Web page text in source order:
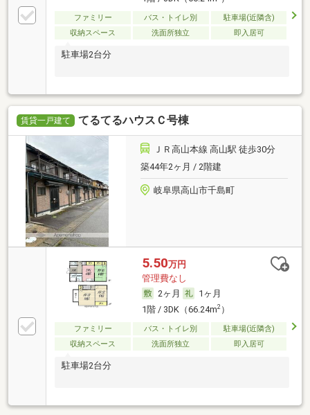
ファミリー バス・トイレ別
駐車場(近隣含)
収納スペース
洗面所独立 即入居可
駐車場2台分
賃貸一戸建て てるてるハウスＣ号棟
ＪＲ高山本線 高山駅 徒歩30分
築44年2ヶ月 / 2階建
岐阜県高山市千島町
5.50万円
管理費なし
2ヶ月
1ヶ月
1階 / 3DK（66.24m2）
ファミリー バス・トイレ別
駐車場(近隣含)
収納スペース
洗面所独立 即入居可
駐車場2台分